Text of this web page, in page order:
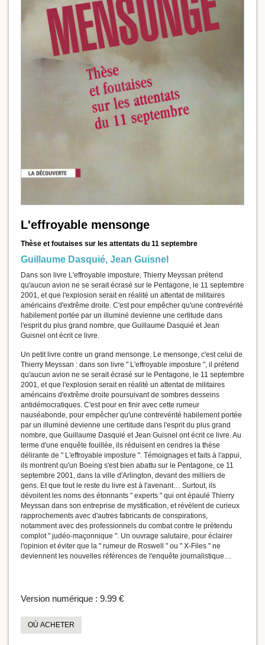
L'effroyable mensonge
Thèse et foutaises sur les attentats du 11 septembre
Guillaume Dasquié, Jean Guisnel
Dans son livre L'effroyable imposture, Thierry Meyssan prétend
qu'aucun avion ne se serait écrasé sur le Pentagone, le 11 septembre
2001, et que l'explosion serait en réalité un attentat de militaires
américains d'extrême droite. C'est pour empêcher qu'une contrevérité
habilement portée par un illuminé devienne une certitude dans
l'esprit du plus grand nombre, que Guillaume Dasquié et Jean
Guisnel ont écrit ce livre.
Un petit livre contre un grand mensonge. Le mensonge, c'est celui de
Thierry Meyssan : dans son livre " L'effroyable imposture ", il prétend
qu'aucun avion ne se serait écrasé sur le Pentagone, le 11 septembre
2001, et que l'explosion serait en réalité un attentat de militaires
américains d'extrême droite poursuivant de sombres desseins
antidémocratiques. C'est pour en finir avec cette rumeur
nauséabonde, pour empêcher qu'une contrevérité habilement portée
par un illuminé devienne une certitude dans l'esprit du plus grand
nombre, que Guillaume Dasquié et Jean Guisnel ont écrit ce livre. Au
terme d'une enquête fouillée, ils réduisent en cendres la thèse
délirante de " L'effroyable imposture ". Témoignages et faits à l'appui,
ils montrent qu'un Boeing s'est bien abattu sur le Pentagone, ce 11
septembre 2001, dans la ville d'Arlington, devant des milliers de
gens. Et que tout le reste du livre est à l'avenant… Surtout, ils
dévoilent les noms des étonnants " experts " qui ont épaulé Thierry
Meyssan dans son entreprise de mystification, et révèlent de curieux
rapprochements avec d'autres fabricants de conspirations,
notamment avec des professionnels du combat contre le prétendu
complot " judéo-maçonnique ". Un ouvrage salutaire, pour éclairer
l'opinion et éviter que la " rumeur de Roswell " ou " X-Files " ne
deviennent les nouvelles références de l'enquête journalistique…
Version numérique : 9.99 €
OÙ ACHETER